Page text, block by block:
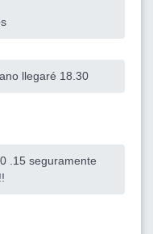
llegaré 18.30
.15 seguramente